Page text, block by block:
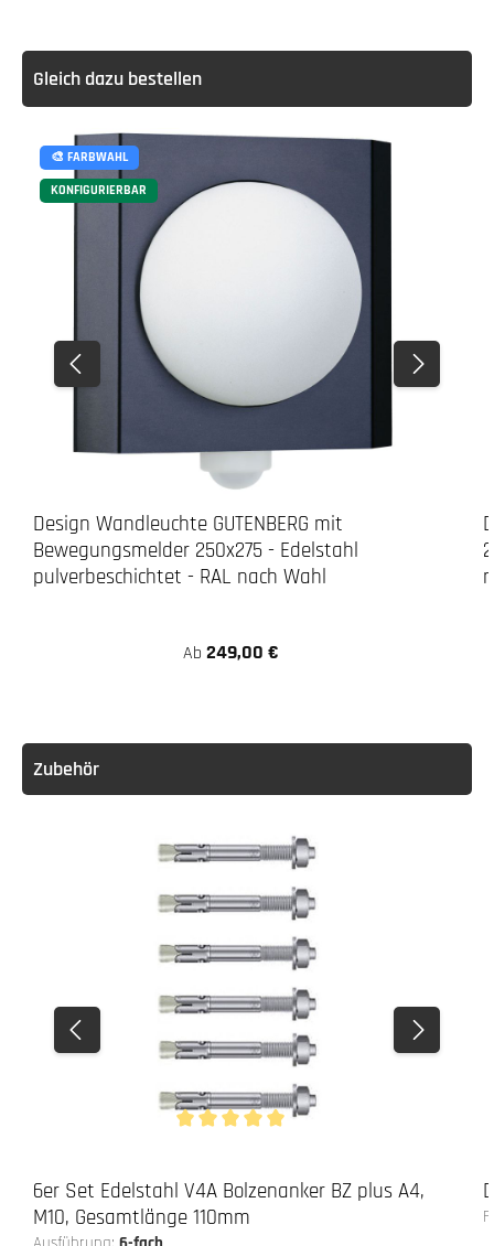
Gleich dazu bestellen
🎨 FARBWAHL
KONFIGURIERBAR
Design Wandleuchte GUTENBERG mit
Bewegungsmelder 250x275 - Edelstahl
pulverbeschichtet - RAL nach Wahl
Ab 249,00 €
Zubehör
6er Set Edelstahl V4A Bolzenanker BZ plus A4,
M10, Gesamtlänge 110mm